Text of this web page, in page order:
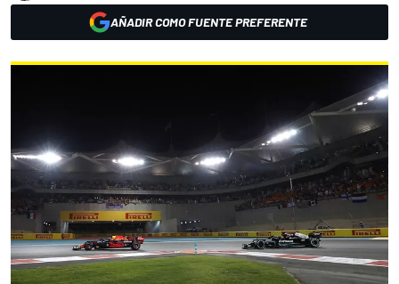
AÑADIR COMO FUENTE PREFERENTE